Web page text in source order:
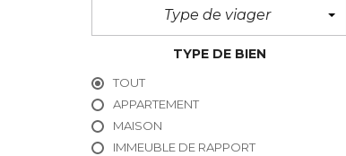
Type de viager
TYPE DE BIEN
TOUT
APPARTEMENT
MAISON
IMMEUBLE DE RAPPORT